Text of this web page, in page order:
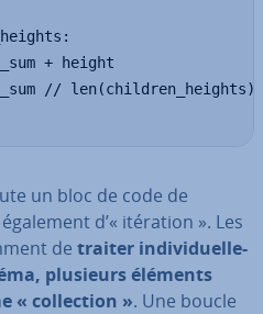
+ height
// len(children_heights)
un bloc de code de
d’« itération ». Les
de traiter in­di­vi­duel­le­
plusieurs éléments
« col­lec­tion ». Une boucle